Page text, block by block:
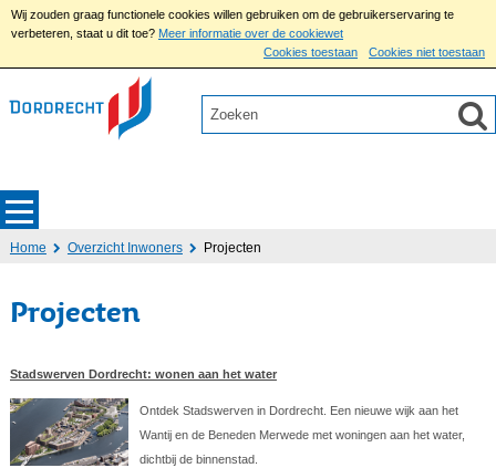
Wij zouden graag functionele cookies willen gebruiken om de gebruikerservaring te
verbeteren, staat u dit toe? Meer informatie over de cookiewet
Cookies toestaan
Cookies niet toestaan
Home Overzicht Inwoners Projecten
Projecten
Stadswerven Dordrecht: wonen aan het water
Ontdek Stadswerven in Dordrecht. Een nieuwe wijk aan het
Wantij en de Beneden Merwede met woningen aan het water,
dichtbij de binnenstad.